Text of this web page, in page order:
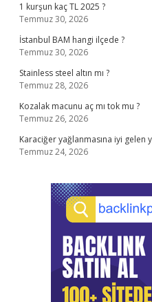
1 kurşun kaç TL 2025 ?
Temmuz 30, 2026
İstanbul BAM hangi ilçede ?
Temmuz 30, 2026
Stainless steel altın mı ?
Temmuz 28, 2026
Kozalak macunu aç mı tok mu ?
Temmuz 26, 2026
Karaciğer yağlanmasına iyi gelen
Temmuz 24, 2026